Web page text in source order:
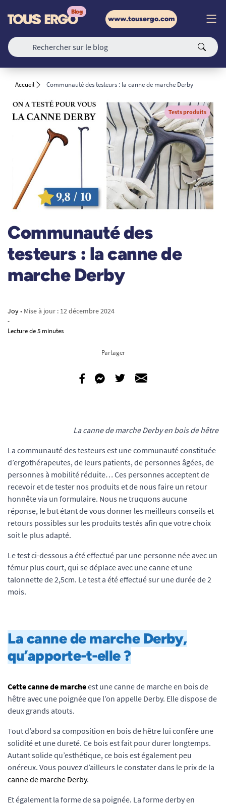
www.tousergo.com
Accueil Communauté des testeurs : la canne de marche Derby
Communauté des
testeurs : la canne de
marche Derby
Joy• Mise à jour : 12 décembre 2024
-
Lecture de 5 minutes
Partager
Tests produits
La canne de marche Derby en bois de hêtre
La communauté des testeurs est une communauté constituée
d’ergothérapeutes, de leurs patients, de personnes âgées, de
personnes à mobilité réduite… Ces personnes acceptent de
recevoir et de tester nos produits et de nous faire un retour
honnête via un formulaire. Nous ne truquons aucune
réponse, le but étant de vous donner les meilleurs conseils et
retours possibles sur les produits testés afin que votre choix
soit le plus adapté.
Le test ci-dessous a été effectué par une personne née avec un
fémur plus court, qui se déplace avec une canne et une
talonnette de 2,5cm. Le test a été effectué sur une durée de 2
mois.
La canne de marche Derby,
qu’apporte-t-elle ?
Cette canne de marcheest une canne de marche en bois de
hêtre avec une poignée que l’on appelle Derby. Elle dispose de
deux grands atouts.
Tout d’abord sa composition en bois de hêtre lui confère une
solidité et une dureté. Ce bois est fait pour durer longtemps.
Autant solide qu’esthétique, ce bois est également peu
onéreux. Vous pouvez d’ailleurs le constater dans le prix de la
canne de marche Derby.
Et également la forme de sa poignée. La forme derby en